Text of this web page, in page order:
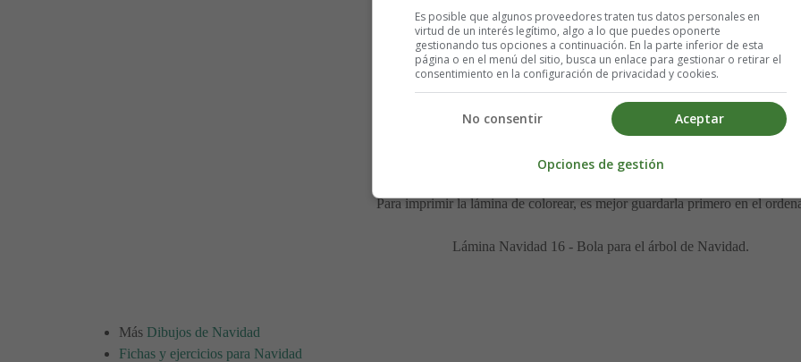
Para imprimir la lámina de colorear, es mejor guardarla primero en el
Lámina Navidad 16 - Bola para el árbol de Navidad.
Más Dibujos de Navidad
Fichas y ejercicios para Navidad
Es posible que algunos proveedores traten tus datos personales en
virtud de un interés legítimo, algo a lo que puedes oponerte
gestionando tus opciones a continuación. En la parte inferior de esta
página o en el menú del sitio, busca un enlace para gestionar o retirar el
consentimiento en la configuración de privacidad y cookies.
Aceptar
No consentir
Opciones de gestión